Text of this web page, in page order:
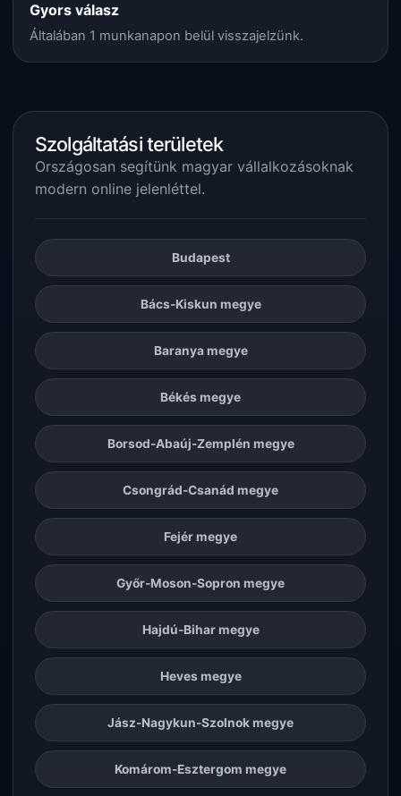
Gyors válasz
Általában 1 munkanapon belül visszajelzünk.
Szolgáltatási területek
Országosan segítünk magyar vállalkozásoknak
modern online jelenléttel.
Budapest
Bács-Kiskun megye
Baranya megye
Békés megye
Borsod-Abaúj-Zemplén megye
Csongrád-Csanád megye
Fejér megye
Győr-Moson-Sopron megye
Hajdú-Bihar megye
Heves megye
Jász-Nagykun-Szolnok megye
Komárom-Esztergom megye